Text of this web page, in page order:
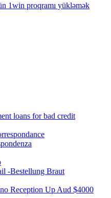
1win proqramı yükləmək
loans for bad credit
-Bestellung Braut
Reception Up Aud $4000